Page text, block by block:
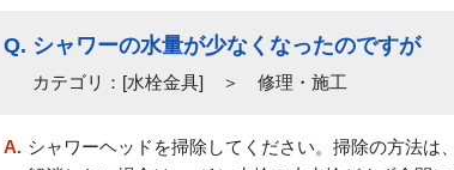
Q. シャワーの水量が少なくなったのですが
カテゴリ：[水栓金具] ＞ 修理・施工
A. シャワーヘッドを掃除してください。掃除の方法